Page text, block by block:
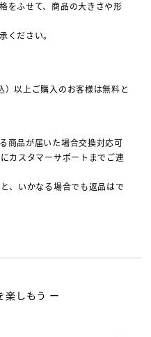
をふせて、商品の大きさや形
ください。
以上ご購入のお客様は無料と
商品が届いた場合交換対応可
カスタマーサポートまでご連
、いかなる場合でも返品はで
楽しもう ー